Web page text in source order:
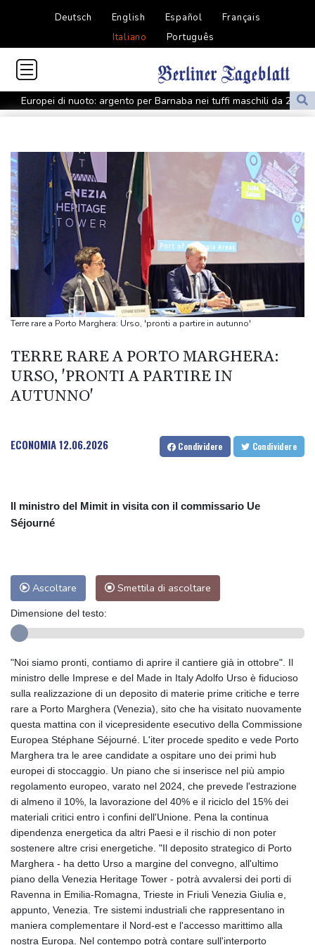
Deutsch English Español
Français
Italiano
Português
Europei di nuoto: argento per Barnaba nei tuffi maschili da 20
metri
EEUU está enfermo
Ucrania: El león rescatado de la guerra en Ucrania y llevado a
EEUU está enfermo
Sofia, 'il drone esploso in Bulgaria era di un tipo ampiamente
usato da Kiev'
Sofia, 'il drone esploso in Bulgaria era di un tipo ampiamente
usato da Kiev'
Il Festival Imaginaria rende omaggio a Marjane Satrapi
I capelli di Trump di nuovo nel mirino dei social, 'ha fatto il
Chelsea travolge il Milan, 3-0 con doppietta di Joao Pedro
Il leone salvato dalla guerra in Ucraina e portato negli Usa è
malato
Terre rare a Porto Marghera: Urso, 'pronti a partire in autunno'
TERRE RARE A PORTO MARGHERA:
URSO, 'PRONTI A PARTIRE IN
AUTUNNO'
ECONOMIA12.06.2026 Condividere Condividere
Il ministro del Mimit in visita con il commissario Ue
Séjourné
Ascoltare Smettila di ascoltare
Dimensione del testo:
"Noi siamo pronti, contiamo di aprire il cantiere già in ottobre". Il
ministro delle Imprese e del Made in Italy Adolfo Urso è fiducioso
sulla realizzazione di un deposito di materie prime critiche e terre
rare a Porto Marghera (Venezia), sito che ha visitato nuovamente
questa mattina con il vicepresidente esecutivo della Commissione
Europea Stéphane Séjourné. L'iter procede spedito e vede Porto
Marghera tra le aree candidate a ospitare uno dei primi hub
europei di stoccaggio. Un piano che si inserisce nel più ampio
regolamento europeo, varato nel 2024, che prevede l'estrazione
di almeno il 10%, la lavorazione del 40% e il riciclo del 15% dei
materiali critici entro i confini dell'Unione. Pena la continua
dipendenza energetica da altri Paesi e il rischio di non poter
sostenere altre crisi energetiche. "Il deposito strategico di Porto
Marghera - ha detto Urso a margine del convegno, all'ultimo
piano della Venezia Heritage Tower - potrà avvalersi dei porti di
Ravenna in Emilia-Romagna, Trieste in Friuli Venezia Giulia e,
appunto, Venezia. Tre sistemi industriali che rappresentano in
maniera complementare il Nord-est e l'accesso marittimo alla
nostra Europa. Nel contempo potrà contare sull'interporto